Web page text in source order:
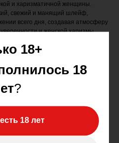
18+
18
?
18 лет
и харизматичной женщины.
свежий и манящий шлейф,
всего дня, создавая атмосферу
и женской харизмы.
свежесть, женственность и